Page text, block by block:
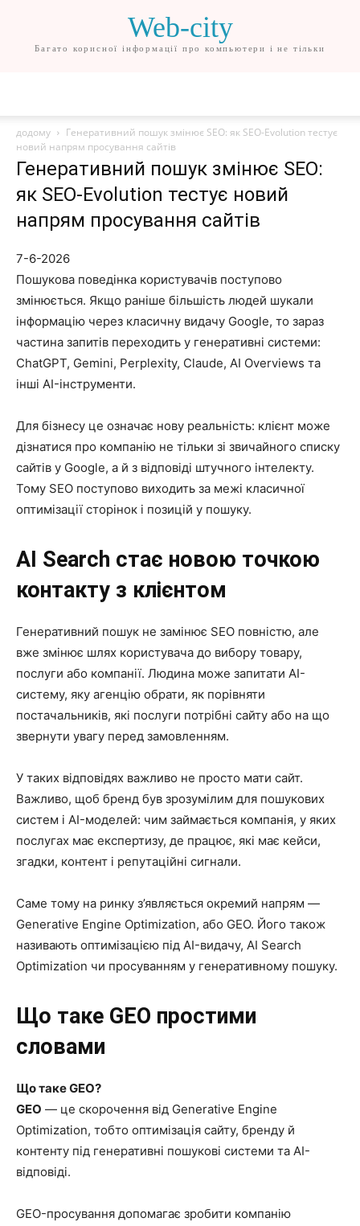
Web-city
Багато корисної інформації про компьютери і не тільки
додому
Генеративний пошук змінює SEO: як SEO-Evolution тестує
новий напрям просування сайтів
Генеративний пошук змінює SEO:
як SEO-Evolution тестує новий
напрям просування сайтів
7-6-2026
Пошукова поведінка користувачів поступово
змінюється. Якщо раніше більшість людей шукали
інформацію через класичну видачу Google, то зараз
частина запитів переходить у генеративні системи:
ChatGPT, Gemini, Perplexity, Claude, AI Overviews та
інші AI-інструменти.
Для бізнесу це означає нову реальність: клієнт може
дізнатися про компанію не тільки зі звичайного списку
сайтів у Google, а й з відповіді штучного інтелекту.
Тому SEO поступово виходить за межі класичної
оптимізації сторінок і позицій у пошуку.
AI Search стає новою точкою
контакту з клієнтом
Генеративний пошук не замінює SEO повністю, але
вже змінює шлях користувача до вибору товару,
послуги або компанії. Людина може запитати AI-
систему, яку агенцію обрати, як порівняти
постачальників, які послуги потрібні сайту або на що
звернути увагу перед замовленням.
У таких відповідях важливо не просто мати сайт.
Важливо, щоб бренд був зрозумілим для пошукових
систем і AI-моделей: чим займається компанія, у яких
послугах має експертизу, де працює, які має кейси,
згадки, контент і репутаційні сигнали.
Саме тому на ринку з’являється окремий напрям —
Generative Engine Optimization, або GEO. Його також
називають оптимізацією під AI-видачу, AI Search
Optimization чи просуванням у генеративному пошуку.
Що таке GEO простими
словами
Що таке GEO?
GEO — це скорочення від Generative Engine
Optimization, тобто оптимізація сайту, бренду й
контенту під генеративні пошукові системи та AI-
відповіді.
GEO-просування допомагає зробити компанію